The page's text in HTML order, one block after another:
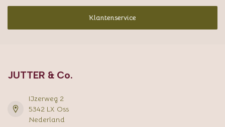
Klantenservice
JUTTER & Co.
IJzerweg 2
5342 LX Oss
Nederland